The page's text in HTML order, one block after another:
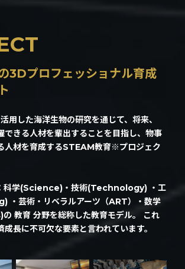
3Dプロフェッショナル育成
用した海洋生物の研究を通じて、将来、
できる人材を輩出することを目指し、物事
人材を育成するSTEAM教育※プロジェク
科学(Science)・技術(Technology) ・工
芸術・リベラルアーツ（ART）・数学
教育 分野を総称した教育モデル。 これ
成長に不可欠な要素と言われています。